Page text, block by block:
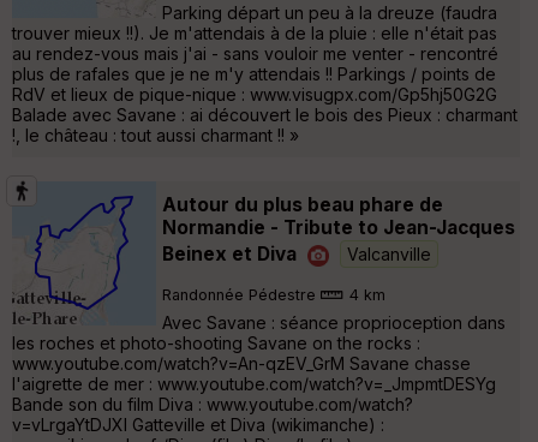
Parking départ un peu à la dreuze (faudra
trouver mieux !!). Je m'attendais à de la pluie : elle n'était pas
au rendez-vous mais j'ai - sans vouloir me venter - rencontré
plus de rafales que je ne m'y attendais !! Parkings / points de
RdV et lieux de pique-nique : www.visugpx.com/Gp5hj50G2G
Balade avec Savane : ai découvert le bois des Pieux : charmant
!, le château : tout aussi charmant !! »
Autour du plus beau phare de
Normandie - Tribute to Jean-Jacques
Beinex et Diva
Valcanville
Randonnée Pédestre 4 km
Avec Savane : séance proprioception dans
les roches et photo-shooting Savane on the rocks :
www.youtube.com/watch?v=An-qzEV_GrM Savane chasse
l'aigrette de mer : www.youtube.com/watch?v=_JmpmtDESYg
Bande son du film Diva : www.youtube.com/watch?
v=vLrgaYtDJXI Gatteville et Diva (wikimanche) :